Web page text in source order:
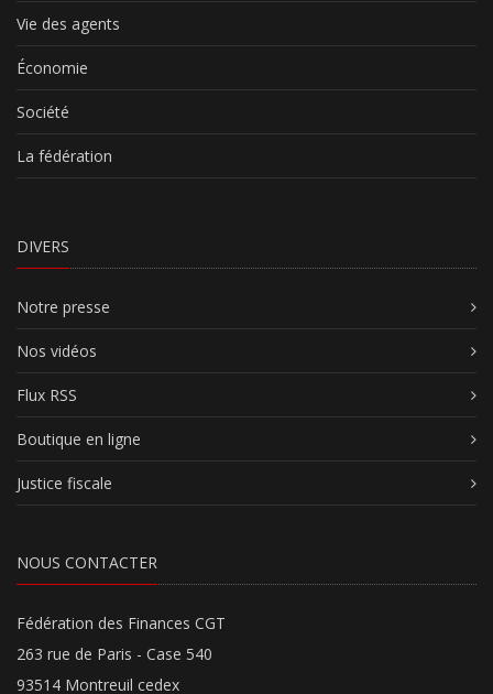
Vie des agents
Économie
Société
La fédération
DIVERS
Notre presse
Nos vidéos
Flux RSS
Boutique en ligne
Justice fiscale
NOUS CONTACTER
Fédération des Finances CGT
263 rue de Paris - Case 540
93514 Montreuil cedex